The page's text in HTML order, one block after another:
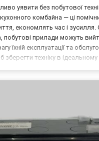
уявити без побутової
комбайна — ці
економлять час і зусилля.
побутові прилади можуть
їхній експлуатації та
техніку в ідеальному